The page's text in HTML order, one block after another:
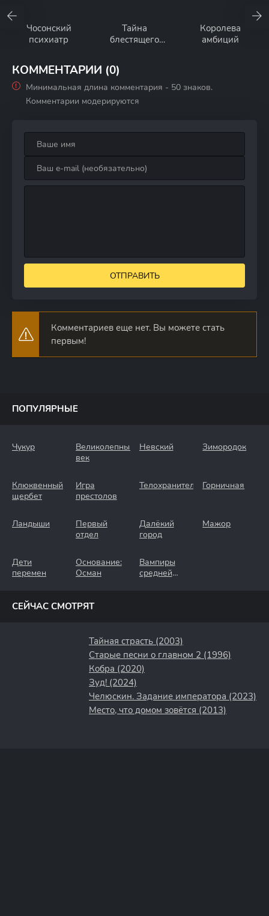
Чосонский
психиатр
Тайна
блестящего
Королева
амбиций
КОММЕНТАРИИ (0)
Минимальная длина комментария - 50 знаков.
Комментарии модерируются
ОТПРАВИТЬ
Комментариев еще нет. Вы можете стать
первым!
ПОПУЛЯРНЫЕ
Чукур
Великолепный
век
Невский Зимородок
Клюквенный
щербет
Игра
престолов
Телохранители Горничная
Ландыши
Первый
отдел
Далёкий
город
Мажор
Дети
перемен
Основание:
Осман
Вампиры
средней
СЕЙЧАС СМОТРЯТ
Тайная страсть (2003)
Старые песни о главном 2 (1996)
Кобра (2020)
Зуд! (2024)
Челюскин. Задание императора (2023)
Место, что домом зовётся (2013)